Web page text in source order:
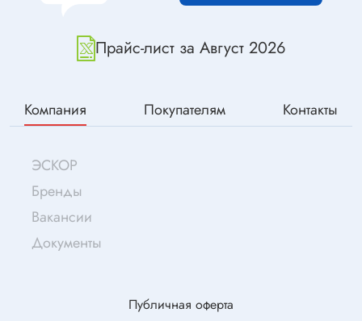
Прайс-лист за Август 2026
Компания Покупателям Контакты
ЭСКОР
Бренды
Вакансии
Документы
Публичная оферта